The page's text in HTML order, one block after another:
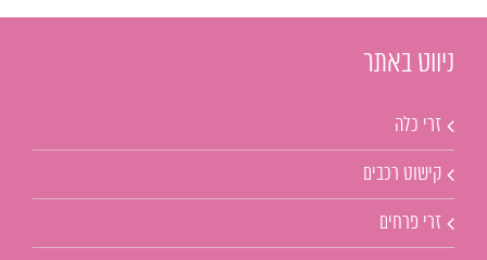
ניווט באתר
זרי כלה
קישוט רכבים
זרי פרחים